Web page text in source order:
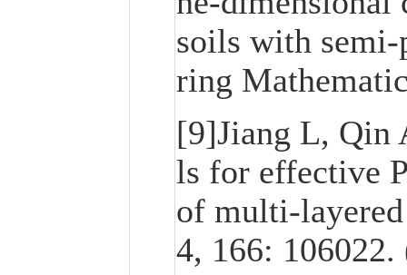
soils with semi-
ring
[9]Jiang L, Qin
ls for effective
of multi-
4, 166: